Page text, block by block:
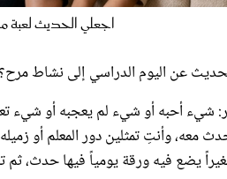
اجعلي الحديث لعبة
عن اليوم الدراسي إلى نشاط مرح؟
شيء أحبه أو شيء لم يعجبه أو شيء
معه، وأنتِ تمثلين دور المعلم أو
يضع فيه ورقة يومياً فيها حدث، ثم